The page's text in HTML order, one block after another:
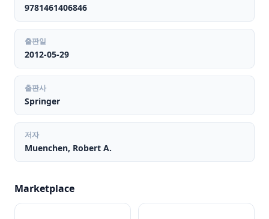
9781461406846
출판일
2012-05-29
출판사
Springer
저자
Muenchen, Robert A.
Marketplace